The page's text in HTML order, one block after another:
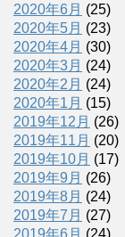
2020年6月 (25)
2020年5月 (23)
2020年4月 (30)
2020年3月 (24)
2020年2月 (24)
2020年1月 (15)
2019年12月 (26)
2019年11月 (20)
2019年10月 (17)
2019年9月 (26)
2019年8月 (24)
2019年7月 (27)
2019年6月 (24)